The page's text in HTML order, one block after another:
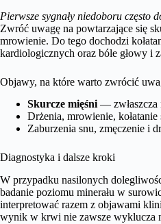
Pierwsze sygnały niedoboru często
Zwróć uwagę na powtarzające się
mrowienie. Do tego dochodzi
kardiologicznych oraz bóle głowy i
Objawy, na które warto zwrócić
Skurcze mięśni— zwłaszcza
Drżenia, mrowienie, kołatanie
Zaburzenia snu, zmęczenie i
Diagnostyka i dalsze kroki
W przypadku nasilonych
badanie poziomu minerału w
interpretować razem z objawami
wynik w krwi nie zawsze wyklucza